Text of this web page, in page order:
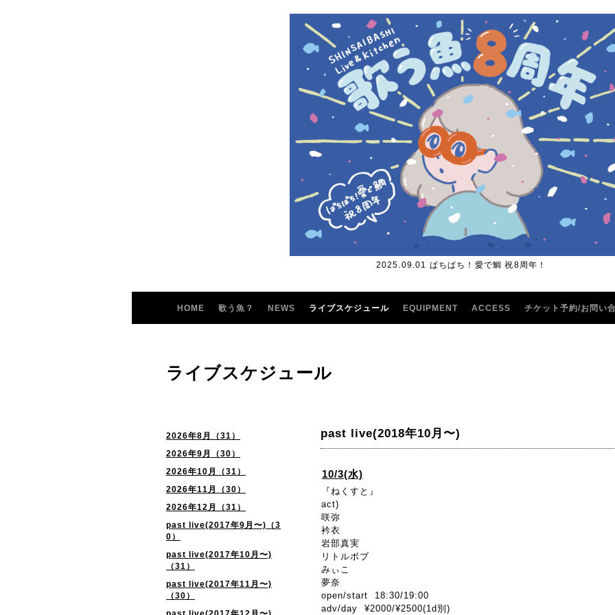
2025.09.01 ぱちぱち！愛で鯛 祝8周年！
HOME 歌う魚？ NEWS ライブスケジュール EQUIPMENT ACCESS チケット予約/お問い
2026年8月（31）
2026年9月（30）
2026年10月（31）
2026年11月（30）
2026年12月（31）
past live(2017年9月〜)（3
0）
past live(2017年10月〜)
（31）
past live(2017年11月〜)
（30）
ライブスケジュール
past live(2018年10月〜)
10/3(水)
『ねくすと』
act)
咲弥
衿衣
岩部真実
リトルボブ
みぃこ
夢奈
open/start 18:30/19:00
adv/day ¥2000/¥2500(1d別)